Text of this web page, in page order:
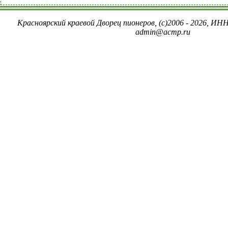
Красноярский краевой Дворец пионеров, (c)2006 - 2026,
admin@acmp.ru